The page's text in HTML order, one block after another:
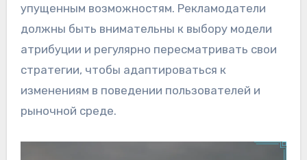
упущенным возможностям. Рекламодатели
должны быть внимательны к выбору модели
атрибуции и регулярно пересматривать свои
стратегии, чтобы адаптироваться к
изменениям в поведении пользователей и
рыночной среде.